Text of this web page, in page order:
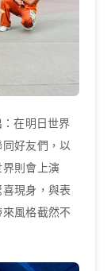
在明日世界
好友們，以
則會上演
現身，與表
風格截然不